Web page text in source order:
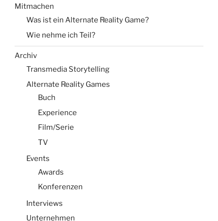
Mitmachen
Was ist ein Alternate Reality Game?
Wie nehme ich Teil?
Archiv
Transmedia Storytelling
Alternate Reality Games
Buch
Experience
Film/Serie
TV
Events
Awards
Konferenzen
Interviews
Unternehmen